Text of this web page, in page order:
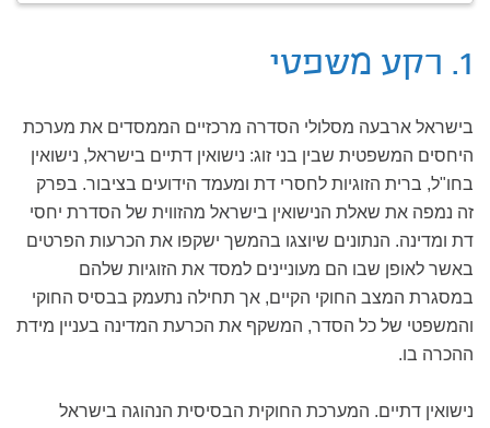
1. רקע משפטי
בישראל ארבעה מסלולי הסדרה מרכזיים הממסדים את מערכת
היחסים המשפטית שבין בני זוג: נישואין דתיים בישראל, נישואין
בחו"ל, ברית הזוגיות לחסרי דת ומעמד הידועים בציבור. בפרק
זה נמפה את שאלת הנישואין בישראל מהזווית של הסדרת יחסי
דת ומדינה. הנתונים שיוצגו בהמשך ישקפו את הכרעות הפרטים
באשר לאופן שבו הם מעוניינים למסד את הזוגיות שלהם
במסגרת המצב החוקי הקיים, אך תחילה נתעמק בבסיס החוקי
והמשפטי של כל הסדר, המשקף את הכרעת המדינה בעניין מידת
ההכרה בו.
נישואין דתיים. המערכת החוקית הבסיסית הנהוגה בישראל